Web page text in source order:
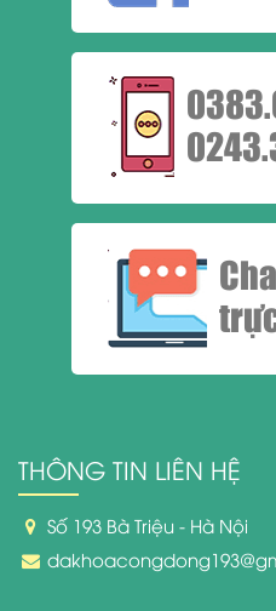
THÔNG TIN LIÊN HỆ
Số 193 Bà Triệu - Hà Nội